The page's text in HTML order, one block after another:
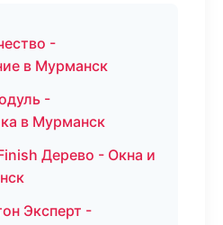
-
в Мурманск
-
в Мурманск
Дерево - Окна и
Эксперт -